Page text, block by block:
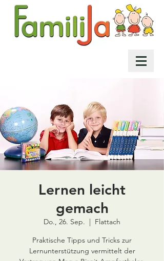
Lernen leicht
gemach
Do., 26. Sep.
  |
Flattach
Praktische Tipps und Tricks zur
Lernunterstützung vermittelt der